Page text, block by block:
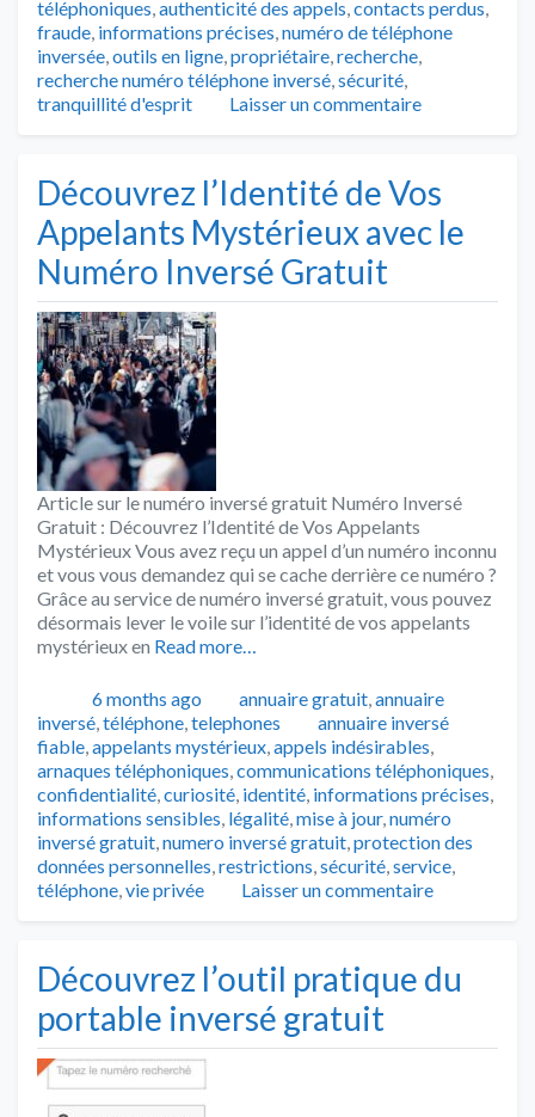
téléphoniques,authenticité des appels,contacts perdus,
fraude, informations précises,numéro de téléphone
inversée,outils en ligne,propriétaire,recherche,
recherche numéro téléphone inversé,sécurité,
tranquillité d'esprit
Laisser un commentaire
Découvrez l’Identité de Vos
Appelants Mystérieux avec le
Numéro Inversé Gratuit
Article sur le numéro inversé gratuit Numéro Inversé
Gratuit : Découvrez l’Identité de Vos Appelants
Mystérieux Vous avez reçu un appel d’un numéro inconnu
et vous vous demandez qui se cache derrière ce numéro ?
Grâce au service de numéro inversé gratuit, vous pouvez
désormais lever le voile sur l’identité de vos appelants
mystérieux en Read more…
Publié
6 months ago Catégories
annuaire gratuit,annuaire
inversé,téléphone,telephones Tags
annuaire inversé
fiable,appelants mystérieux,appels indésirables,
arnaques téléphoniques,communications téléphoniques,
confidentialité,curiosité, identité, informations précises,
informations sensibles, légalité,mise à jour,numéro
inversé gratuit,numero inversé gratuit,protection des
données personnelles,restrictions,sécurité,service,
téléphone,vie privée Laisser un commentaire
Découvrez l’outil pratique du
portable inversé gratuit